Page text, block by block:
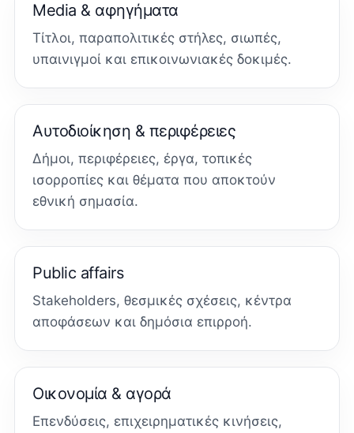
Media & αφηγήματα
Τίτλοι, παραπολιτικές στήλες, σιωπές,
υπαινιγμοί και επικοινωνιακές δοκιμές.
Αυτοδιοίκηση & περιφέρειες
Δήμοι, περιφέρειες, έργα, τοπικές
ισορροπίες και θέματα που αποκτούν
εθνική σημασία.
Public affairs
Stakeholders, θεσμικές σχέσεις, κέντρα
αποφάσεων και δημόσια επιρροή.
Οικονομία & αγορά
Επενδύσεις, επιχειρηματικές κινήσεις,